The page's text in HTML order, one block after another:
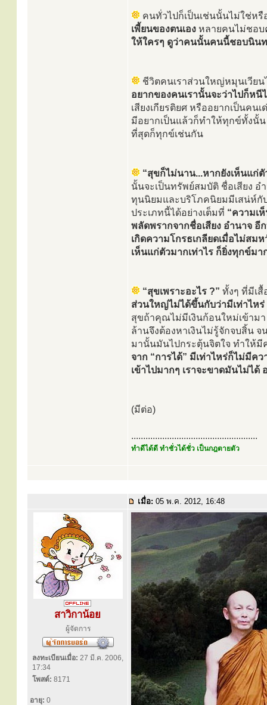
คนทั่วไปก็เป็นเช่นนั้นไม่ใช่ห
เพี้ยนของตนเอง หลายคนไม่ชอ
ให้ใครๆ ดูว่าคนนั้นคนนี้ชอบนินท
ชีวิตคนเราส่วนใหญ่หมุนเวีย
อยากของคนเรานั้นจะว่าไปก็ห
เสียงเกียรติยศ หรืออยากเป็นคน
มีอยากเป็นแล้วก็ทำให้ทุกข์ทั้งนั้
ที่สุดก็ทุกข์เช่นกัน
“สุขก็ไม่นาน...หากยังเห็นแก่
นั้นจะเป็นทรัพย์สมบัติ ชื่อเสียง อ
ทุนนิยมและบริโภคนิยมมีเสน่ห์กั
ประเภทนี้ได้อย่างเต็มที่ “ความเ
พลัดพรากจากชื่อเสียง อำนาจ อี
เกิดความโกรธเกลียดเมื่อไม่สม
เห็นแก่ตัวมากเท่าไร ก็ยิ่งทุกข์มา
“สุขเพราะอะไร ?” ทั้งๆ ที่มีเสื้
ส่วนใหญ่ไม่ได้ขึ้นกับว่ามีเท่าไห
สุขถ้าคุณไม่มีเงินก้อนใหม่เข้าม
ล้านจึงต้องหาเงินไม่รู้จักจบสิ้น
มานั้นมันไปกระตุ้นจิตใจ ทำให้
จาก “การได้” มีเท่าไหร่ก็ไม่มี
เข้าไปมากๆ เราจะขาดมันไม่ได้
(มีต่อ)
.....................................................
ทำดีได้ดี ทำชั่วได้ชั่ว เป็นกฎตายตัว
เมื่อ: 05 พ.ค. 2012, 16:48
สาวิกาน้อย
ผู้จัดการ
ลงทะเบียนเมื่อ: 27 มี.ค. 2006,
17:34
โพสต์: 8171
อายุ: 0